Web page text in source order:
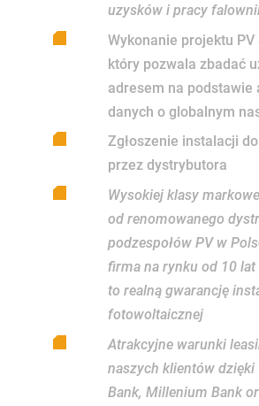
uzysków i pracy
Wykonanie projektu PV
który pozwala zbadać
adresem na podstawie
danych o globalnym
Zgłoszenie instalacji
przez dystrybutora
Wysokiej klasy
od renomowanego
podzespołów PV w
firma na rynku od 10 lat
to realną gwarancję
fotowoltaicznej
Atrakcyjne warunki
naszych klientów dzięki
Bank, Millenium Bank